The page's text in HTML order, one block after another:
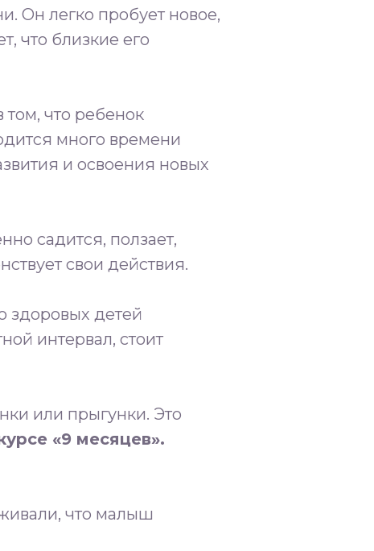
Он легко пробует новое,
что близкие его
что ребенок
много времени
и освоения новых
садится, ползает,
свои действия.
здоровых детей
интервал, стоит
или прыгунки. Это
«9 месяцев».
что малыш